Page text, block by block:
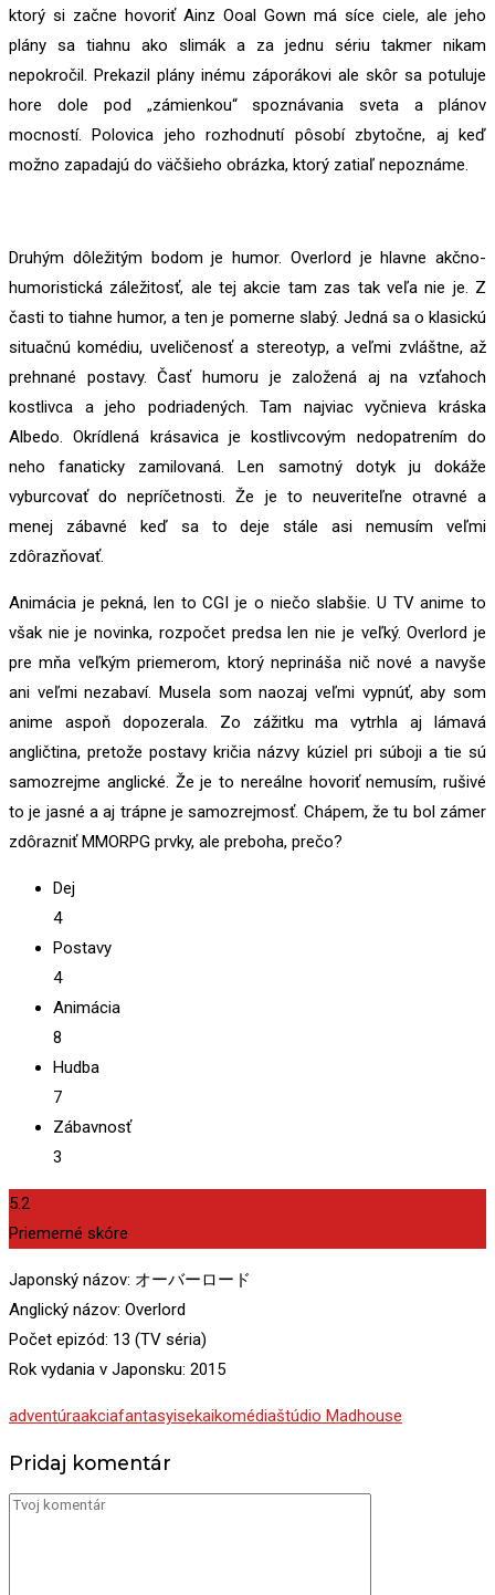
ktorý si začne hovoriť Ainz Ooal Gown má síce ciele, ale jeho
plány sa tiahnu ako slimák a za jednu sériu takmer nikam
nepokročil. Prekazil plány inému záporákovi ale skôr sa potuluje
hore dole pod
„zámienkou“ spoznávania sveta a plánov
mocností. Polovica jeho rozhodnutí pôsobí zbytočne, aj keď
možno zapadajú do väčšieho obrázka, ktorý zatiaľ nepoznáme.
Druhým dôležitým bodom je humor. Overlord je hlavne akčno-
humoristická záležitosť, ale tej akcie tam zas tak veľa nie je. Z
časti to tiahne humor, a ten je pomerne slabý. Jedná sa o klasickú
situačnú komédiu, uveličenosť a stereotyp, a veľmi zvláštne, až
prehnané postavy. Časť humoru je založená aj na vzťahoch
kostlivca a jeho podriadených. Tam najviac vyčnieva kráska
Albedo. Okrídlená krásavica je kostlivcovým nedopatrením do
neho fanaticky zamilovaná. Len samotný dotyk ju dokáže
vyburcovať do nepríčetnosti. Že je to neuveriteľne otravné a
menej zábavné keď sa to deje stále asi nemusím veľmi
zdôrazňovať.
Animácia je pekná, len to CGI je o niečo slabšie. U TV anime to
však nie je novinka, rozpočet predsa len nie je veľký. Overlord je
pre mňa veľkým priemerom, ktorý neprináša nič nové a navyše
ani veľmi nezabaví. Musela som naozaj veľmi vypnúť, aby som
anime aspoň dopozerala. Zo zážitku ma vytrhla aj lámavá
angličtina, pretože postavy kričia názvy kúziel pri súboji a tie sú
samozrejme anglické. Že je to nereálne hovoriť nemusím, rušivé
to je jasné a aj trápne je samozrejmosť. Chápem, že tu bol zámer
zdôrazniť MMORPG prvky, ale preboha, prečo?
Dej
4
Postavy
4
Animácia
8
Hudba
7
Zábavnosť
3
5.2
Priemerné skóre
Japonský názov: オーバーロード
Anglický názov: Overlord
Počet epizód: 13 (TV séria)
Rok vydania v Japonsku: 2015
adventúraakciafantasyisekaikomédiaštúdio Madhouse
Pridaj komentár